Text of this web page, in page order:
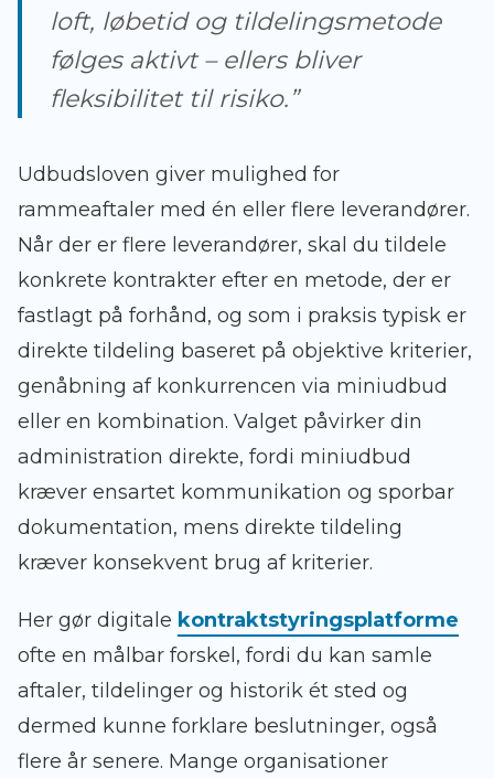
loft, løbetid og tildelingsmetode
følges aktivt – ellers bliver
fleksibilitet til risiko.”
Udbudsloven giver mulighed for
rammeaftaler med én eller flere leverandører.
Når der er flere leverandører, skal du tildele
konkrete kontrakter efter en metode, der er
fastlagt på forhånd, og som i praksis typisk er
direkte tildeling baseret på objektive kriterier,
genåbning af konkurrencen via miniudbud
eller en kombination. Valget påvirker din
administration direkte, fordi miniudbud
kræver ensartet kommunikation og sporbar
dokumentation, mens direkte tildeling
kræver konsekvent brug af kriterier.
Her gør digitale kontraktstyringsplatforme
ofte en målbar forskel, fordi du kan samle
aftaler, tildelinger og historik ét sted og
dermed kunne forklare beslutninger, også
flere år senere. Mange organisationer